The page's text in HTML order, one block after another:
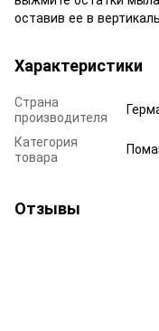
оставив ее в
Характеристики
Страна
производителя
Категория
товара
Отзывы